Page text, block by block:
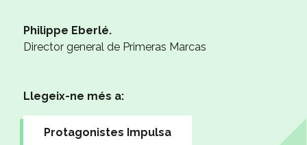
Philippe Eberlé.
Director general de Primeras Marcas
Llegeix-ne més a:
Protagonistes Impulsa